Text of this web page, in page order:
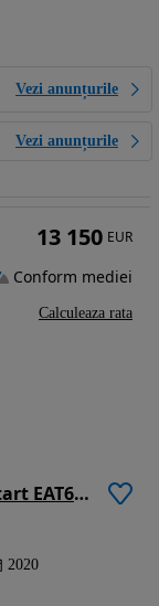
Vezi anunțurile
Vezi anunțurile
Peugeot 2008 PureTech 130 Stop&Start EAT6 Black Edition
2020
13 150 EUR
Conform mediei
Calculeaza rata